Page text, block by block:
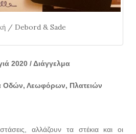
/ Debord & Sade
2020 / Διάγγελμα
Οδών, Λεωφόρων, Πλατειών
αλλάζουν τα στέκια και οι